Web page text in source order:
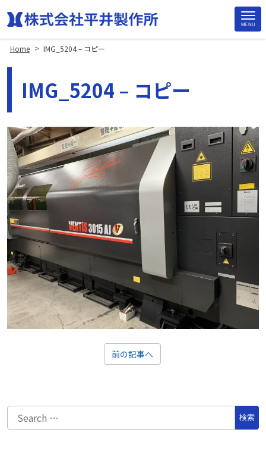
MENU
Home > IMG_5204 – コピー
IMG_5204 – コピー
前の記事へ
Site
Footer